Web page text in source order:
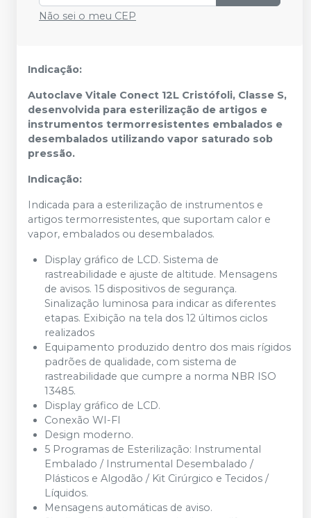
Não sei o meu CEP
Indicação:
Autoclave Vitale Conect 12L Cristófoli, Classe S,
desenvolvida para esterilização de artigos e
instrumentos termorresistentes embalados e
desembalados utilizando vapor saturado sob
pressão.
Indicação:
Indicada para a esterilização de instrumentos e
artigos termorresistentes, que suportam calor e
vapor, embalados ou desembalados.
Display gráfico de LCD. Sistema de
rastreabilidade e ajuste de altitude. Mensagens
de avisos. 15 dispositivos de segurança.
Sinalização luminosa para indicar as diferentes
etapas. Exibição na tela dos 12 últimos ciclos
realizados
Equipamento produzido dentro dos mais rígidos
padrões de qualidade, com sistema de
rastreabilidade que cumpre a norma NBR ISO
13485.
Display gráfico de LCD.
Conexão WI-FI
Design moderno.
5 Programas de Esterilização: Instrumental
Embalado / Instrumental Desembalado /
Plásticos e Algodão / Kit Cirúrgico e Tecidos /
Líquidos.
Mensagens automáticas de aviso.